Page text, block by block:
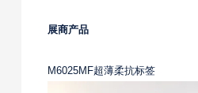
展商产品
M6025MF超薄柔抗标签